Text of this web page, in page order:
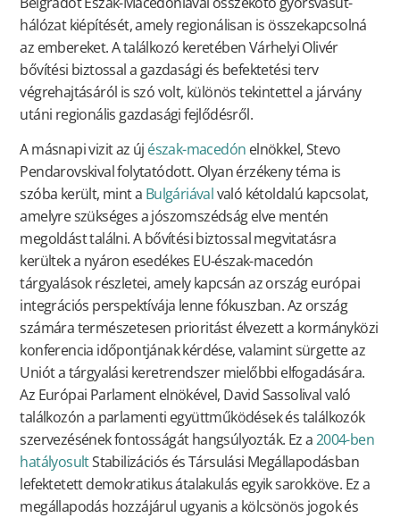
hálózat kiépítését, amely regionálisan is összekapcsolná
az embereket. A találkozó keretében Várhelyi Olivér
bővítési biztossal a gazdasági és befektetési terv
végrehajtásáról is szó volt, különös tekintettel a járvány
utáni regionális gazdasági fejlődésről.
A másnapi vizit az új észak-macedón elnökkel, Stevo
Pendarovskival folytatódott. Olyan érzékeny téma is
szóba került, mint a Bulgáriávalvaló kétoldalú kapcsolat,
amelyre szükséges a jószomszédság elve mentén
megoldást találni. A bővítési biztossal megvitatásra
kerültek a nyáron esedékes EU-észak-macedón
tárgyalások részletei, amely kapcsán az ország európai
integrációs perspektívája lenne fókuszban. Az ország
számára természetesen prioritást élvezett a kormányközi
konferencia időpontjának kérdése, valamint sürgette az
Uniót a tárgyalási keretrendszer mielőbbi elfogadására.
Az Európai Parlament elnökével, David Sassolival való
találkozón a parlamenti együttműködések és találkozók
szervezésének fontosságát hangsúlyozták. Ez a2004-ben
hatályosultStabilizációs és Társulási Megállapodásban
lefektetett demokratikus átalakulás egyik sarokköve. Ez a
megállapodás hozzájárul ugyanis a kölcsönös jogok és